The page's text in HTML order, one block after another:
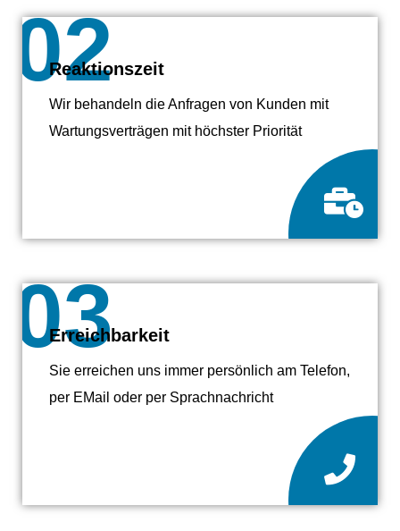
02
Reaktionszeit
Wir behandeln die Anfragen von Kunden mit
Wartungsverträgen mit höchster Priorität
03
Erreichbarkeit
Sie erreichen uns immer persönlich am Telefon,
per EMail oder per Sprachnachricht